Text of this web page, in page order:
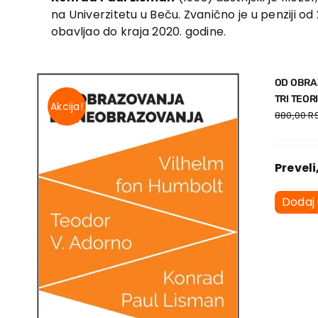
na Univerzitetu u Beču. Zvanično je u penziji
obavljao do kraja 2020. godine.
Akcija!
OD
TRI
880,00